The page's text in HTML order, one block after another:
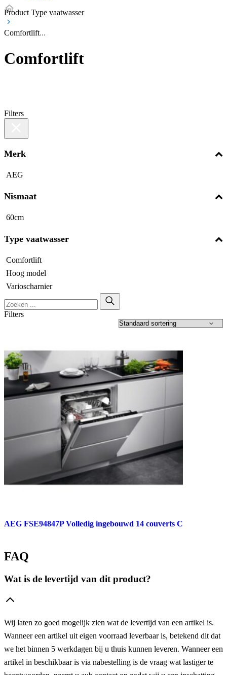
Product Type vaatwasser
Comfortlift
Comfortlift
Filters
Merk
AEG
Nismaat
60cm
Type vaatwasser
Comfortlift
Hoog model
Varioscharnier
Filters
AEG FSE94847P Volledig ingebouwd 14 couverts C
FAQ
Wat is de levertijd van dit product?
Wij laten zo goed mogelijk zien wat de levertijd van een artikel is.
Wanneer een artikel uit eigen voorraad leverbaar is, betekend dit dat
we het binnen 5 werkdagen bij u thuis kunnen leveren. Wanneer een
artikel in beschikbaar is via nabestelling is de vraag wat lastiger te